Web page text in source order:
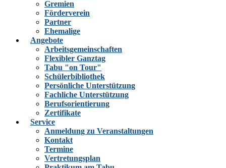
Gremien
Förderverein
Partner
Ehemalige
Angebote
Arbeitsgemeinschaften
Flexibler Ganztag
Tabu "on Tour"
Schülerbibliothek
Persönliche Unterstützung
Fachliche Unterstützung
Berufsorientierung
Zertifikate
Service
Anmeldung zu Veranstaltungen
Kontakt
Termine
Vertretungsplan